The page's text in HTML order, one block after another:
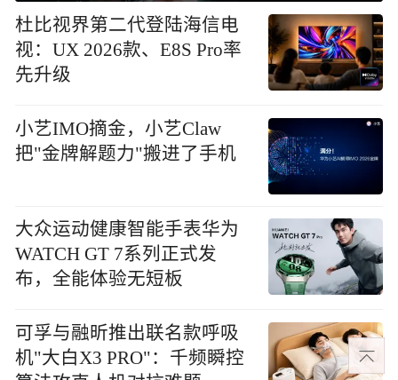
杜比视界第二代登陆海信电
视：UX 2026款、E8S Pro率
先升级
小艺IMO摘金，小艺Claw
把"金牌解题力"搬进了手机
大众运动健康智能手表华为
WATCH GT 7系列正式发
布，全能体验无短板
可孚与融昕推出联名款呼吸
机"大白X3 PRO"：千频瞬控